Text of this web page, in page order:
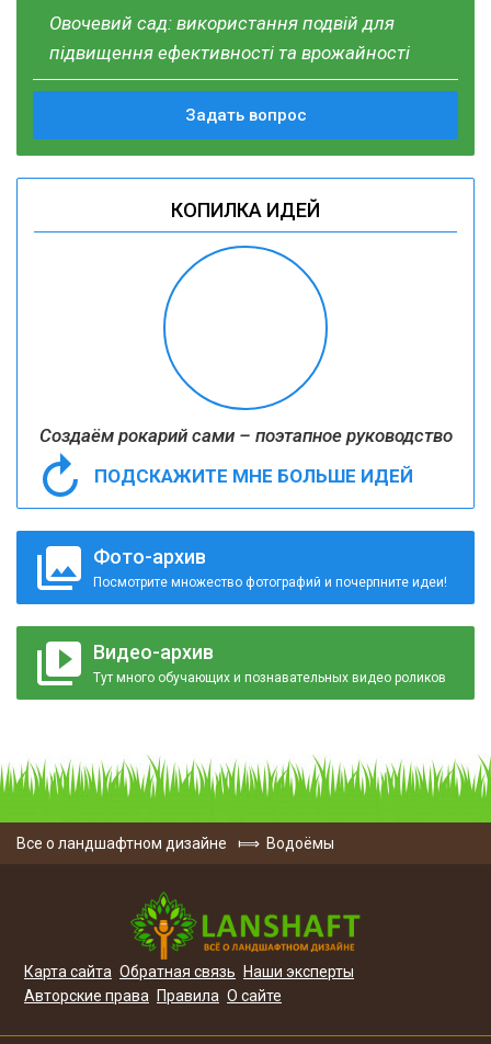
Овочевий сад: використання подвій для
підвищення ефективності та врожайності
Задать вопрос
КОПИЛКА ИДЕЙ
Создаём рокарий сами – поэтапное руководство
ПОДСКАЖИТЕ МНЕ БОЛЬШЕ ИДЕЙ
Фото-архив
Посмотрите множество фотографий и почерпните идеи!
Видео-архив
Тут много обучающих и познавательных видео роликов
Все о ландшафтном дизайне ⟾ Водоёмы
Карта сайта Обратная связь
Наши эксперты
Авторские права
Правила О сайте